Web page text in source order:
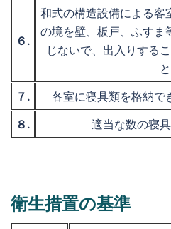
６.
和式の構造設備による客
の境を壁、板戸、ふすま
じないで、出入りする
と
７.
各室に寝具類を格納で
８.
適当な数の寝
衛生措置の基準